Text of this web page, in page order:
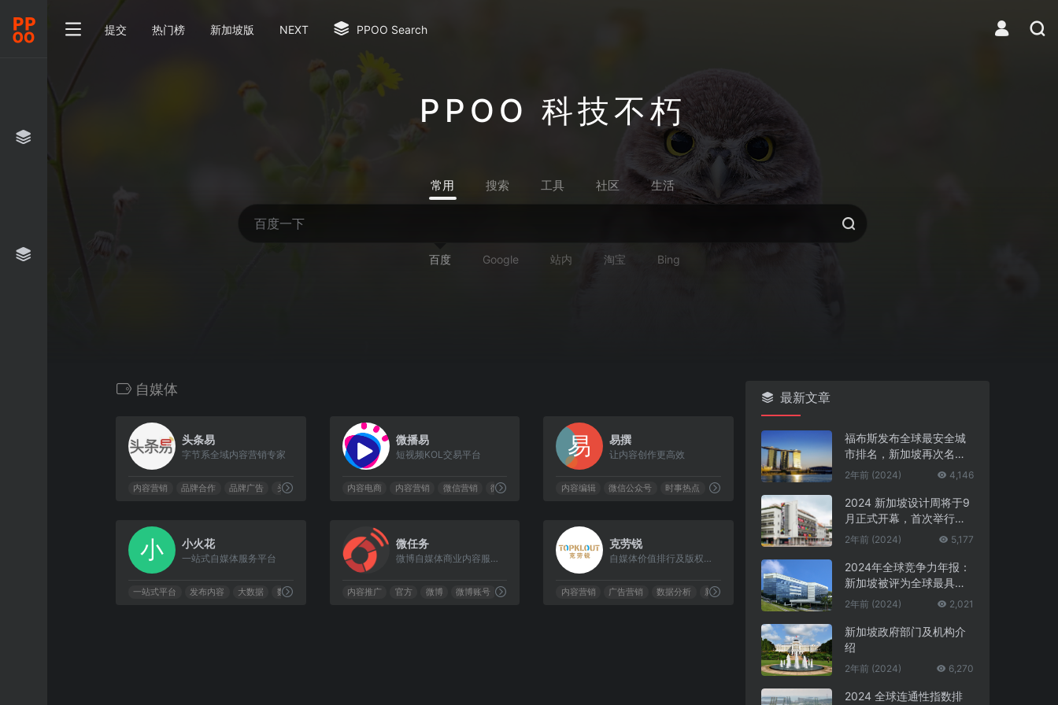
提交 热门榜 新加坡版 NEXT PPOO Search
PPOO 科技不朽
常用 搜索 工具 社区 生活
百度 Google 站内 淘宝 Bing
自媒体
头条易
字节系全域内容营销专家
内容营销 品牌合作 品牌广告 头条号
微播易
短视频KOL交易平台
内容电商 内容营销 微信营销 微博红人
易撰
让内容创作更高效
内容编辑 微信公众号 时事热点 标题生成
小火花
一站式自媒体服务平台
一站式平台 发布内容 大数据 数据统计
微任务
微博自媒体商业内容服务平台
内容推广 官方 微博 微博账号
克劳锐
自媒体价值排行及版权经济管理
内容营销 广告营销 数据分析 新媒体
最新文章
福布斯发布全球最安全城
市排名，新加坡再次名列
第一
2年前 (2024) 4,146
2024 新加坡设计周将于9
月正式开幕，首次举行中
新设计对话
2年前 (2024) 5,177
2024年全球竞争力年报：
新加坡被评为全球最具竞
争力的国家第一名
2年前 (2024) 2,021
新加坡政府部门及机构介
绍
2年前 (2024) 6,270
2024 全球连通性指数排